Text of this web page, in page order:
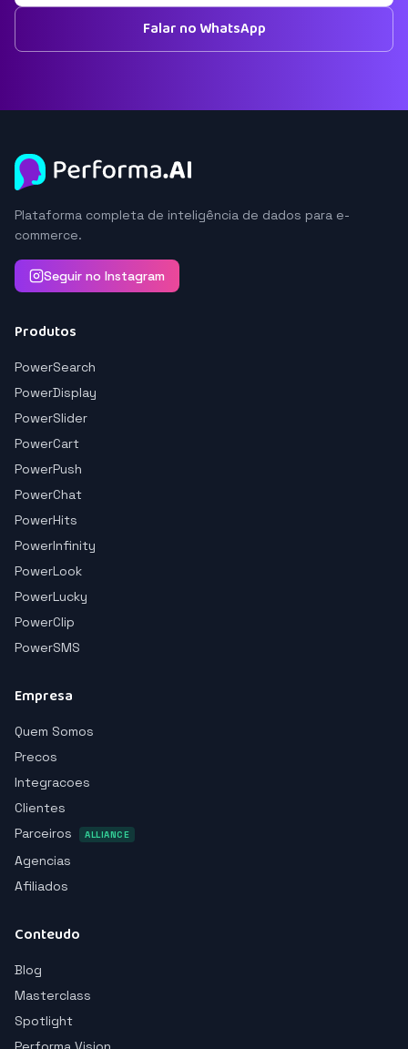
Falar no WhatsApp
Plataforma completa de inteligência de dados para e-
commerce.
Seguir no Instagram
Produtos
PowerSearch
PowerDisplay
PowerSlider
PowerCart
PowerPush
PowerChat
PowerHits
PowerInfinity
PowerLook
PowerLucky
PowerClip
PowerSMS
Empresa
Quem Somos
Precos
Integracoes
Clientes
Parceiros
ALLIANCE
Agencias
Afiliados
Conteudo
Blog
Masterclass
Spotlight